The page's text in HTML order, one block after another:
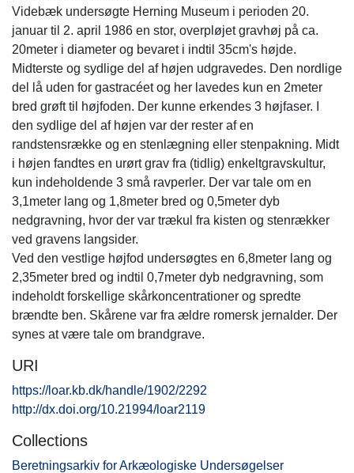
Videbæk undersøgte Herning Museum i perioden 20.
januar til 2. april 1986 en stor, overpløjet gravhøj på ca.
20meter i diameter og bevaret i indtil 35cm's højde.
Midterste og sydlige del af højen udgravedes. Den nordlige
del lå uden for gastracéet og her lavedes kun en 2meter
bred grøft til højfoden. Der kunne erkendes 3 højfaser. I
den sydlige del af højen var der rester af en
randstensrække og en stenlægning eller stenpakning. Midt
i højen fandtes en urørt grav fra (tidlig) enkeltgravskultur,
kun indeholdende 3 små ravperler. Der var tale om en
3,1meter lang og 1,8meter bred og 0,5meter dyb
nedgravning, hvor der var trækul fra kisten og stenrækker
ved gravens langsider.
Ved den vestlige højfod undersøgtes en 6,8meter lang og
2,35meter bred og indtil 0,7meter dyb nedgravning, som
indeholdt forskellige skårkoncentrationer og spredte
brændte ben. Skårene var fra ældre romersk jernalder. Der
synes at være tale om brandgrave.
URI
https://loar.kb.dk/handle/1902/2292
http://dx.doi.org/10.21994/loar2119
Collections
Beretningsarkiv for Arkæologiske Undersøgelser